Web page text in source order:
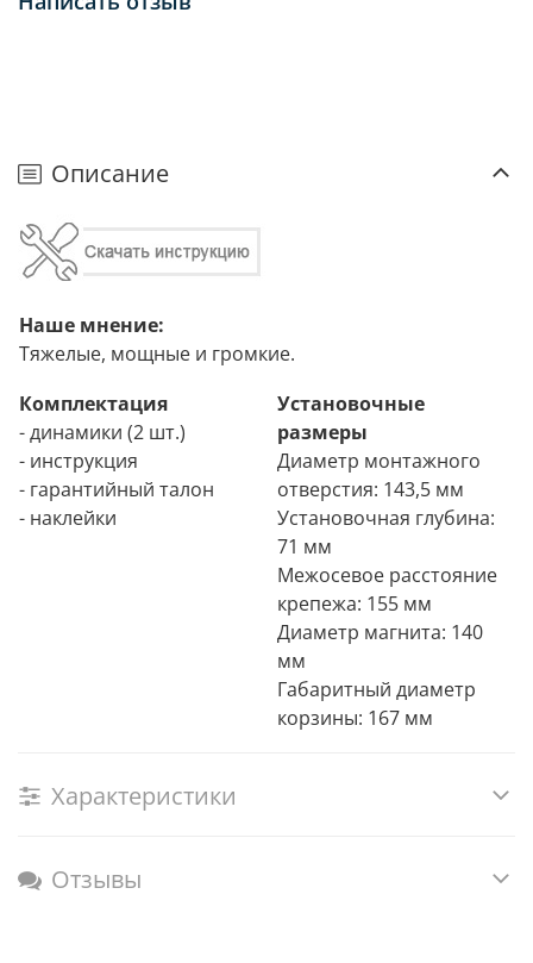
Описание
Наше мнение:
Тяжелые, мощные и громкие.
Комплектация
- динамики (2 шт.)
- инструкция
- гарантийный талон
- наклейки
Установочные
размеры
Диаметр монтажного
отверстия: 143,5 мм
Установочная глубина:
71 мм
Межосевое расстояние
крепежа: 155 мм
Диаметр магнита: 140
мм
Габаритный диаметр
корзины: 167 мм
Характеристики
Отзывы